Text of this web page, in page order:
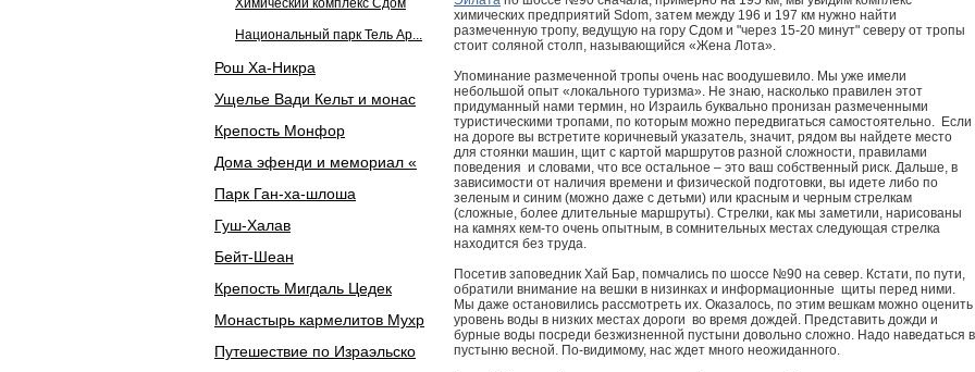
Химический комплекс Сдом
Национальный парк Тель Ар...
Рош Ха-Никра
Ущелье Вади Кельт и монас
Крепость Монфор
Дома эфенди и мемориал «
Парк Ган-ха-шлоша
Гуш-Халав
Бейт-Шеан
Крепость Мигдаль Цедек
Монастырь кармелитов Мухр
Путешествие по Израэльско
химических предприятий Sdom, затем между 196 и 197 км нужно найти
размеченную тропу, ведущую на гору Сдом и "через 15-20 минут" северу от тропы
стоит соляной столп, называющийся «Жена Лота».
Упоминание размеченной тропы очень нас воодушевило. Мы уже имели
небольшой опыт «локального туризма». Не знаю, насколько правилен этот
придуманный нами термин, но Израиль буквально пронизан размеченными
туристическими тропами, по которым можно передвигаться самостоятельно. Если
на дороге вы встретите коричневый указатель, значит, рядом вы найдете место
для стоянки машин, щит с картой маршрутов разной сложности, правилами
поведения и словами, что все остальное – это ваш собственный риск. Дальше, в
зависимости от наличия времени и физической подготовки, вы идете либо по
зеленым и синим (можно даже с детьми) или красным и черным стрелкам
(сложные, более длительные маршруты). Стрелки, как мы заметили, нарисованы
на камнях кем-то очень опытным, в сомнительных местах следующая стрелка
находится без труда.
Посетив заповедник Хай Бар, помчались по шоссе №90 на север. Кстати, по пути,
обратили внимание на вешки в низинках и информационные щиты перед ними.
Мы даже остановились рассмотреть их. Оказалось, по этим вешкам можно оценить
уровень воды в низких местах дороги во время дождей. Представить дожди и
бурные воды посреди безжизненной пустыни довольно сложно. Надо наведаться в
пустыню весной. По-видимому, нас ждет много неожиданного.